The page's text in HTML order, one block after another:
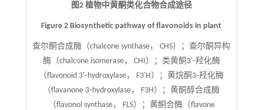
图2 植物中黄酮类化合物合成途径
Figure 2 Biosynthetic pathway of flavonoids in plant
查尔酮合成酶（chalcone synthase， CHS）；查尔酮异构
酶（chalcone isomerase， CHI）；类黄酮3'⁃羟化酶
（flavonoid 3'⁃hydroxylase， F3′H）；黄烷酮3⁃羟化酶
（flavanone 3⁃hydroxylase， F3H）；黄酮醇合成酶
（flavonol synthase， FLS）；黄酮合酶（flavone